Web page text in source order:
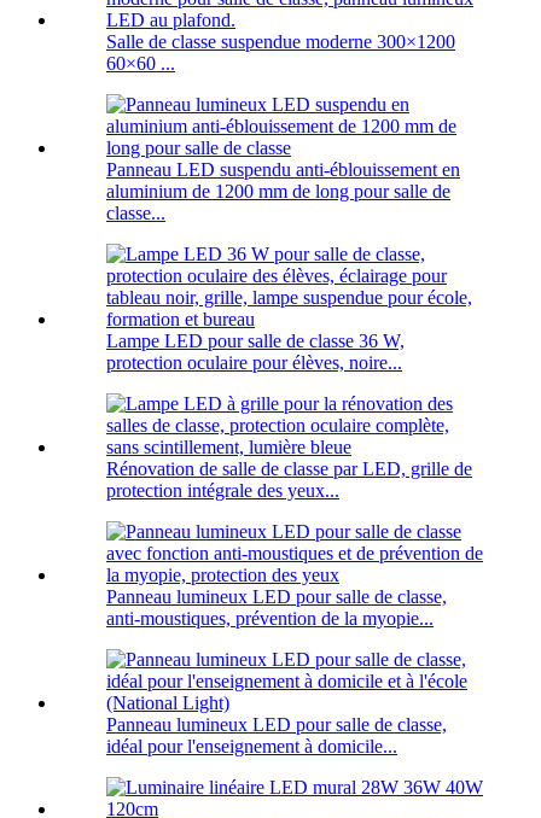
Salle de classe suspendue moderne 300×1200
60×60 ...
Panneau LED suspendu anti-éblouissement en
aluminium de 1200 mm de long pour salle de
classe...
Lampe LED pour salle de classe 36 W,
protection oculaire pour élèves, noire...
Rénovation de salle de classe par LED, grille de
protection intégrale des yeux...
Panneau lumineux LED pour salle de classe,
anti-moustiques, prévention de la myopie...
Panneau lumineux LED pour salle de classe,
idéal pour l'enseignement à domicile...